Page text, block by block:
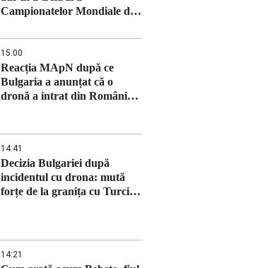
Campionatelor Mondiale de
15:00
Reacția MApN după ce
Bulgaria a anunțat că o
dronă a intrat din România
14:41
Decizia Bulgariei după
incidentul cu drona: mută
forțe de la granița cu Turcia
14:21